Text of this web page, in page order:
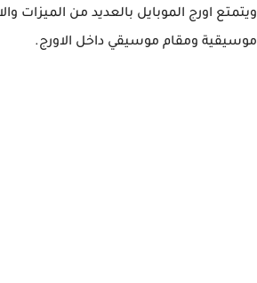
ويتمتع اورج الموبايل بالعديد من الميزات
موسيقية ومقام موسيقي داخل الاورج.